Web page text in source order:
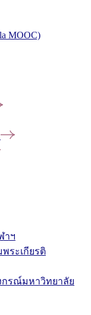
MOOC)
าฯ
ระเกียรติ
กรณ์มหาวิทยาลัย